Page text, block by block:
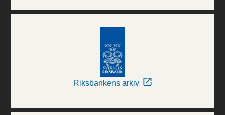
Riksbankens arkiv